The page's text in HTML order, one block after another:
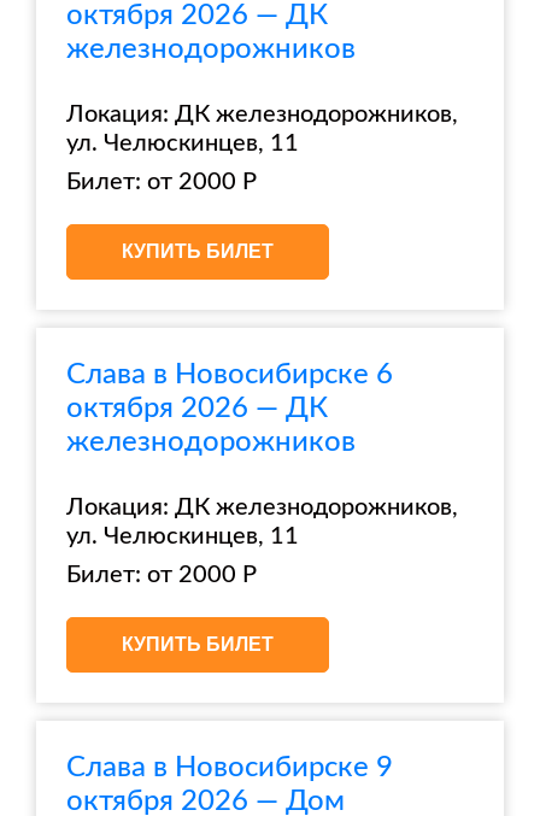
октября 2026 — ДК
железнодорожников
Локация: ДК железнодорожников,
ул. Челюскинцев, 11
Билет: от 2000 Р
КУПИТЬ БИЛЕТ
Слава в Новосибирске 6
октября 2026 — ДК
железнодорожников
Локация: ДК железнодорожников,
ул. Челюскинцев, 11
Билет: от 2000 Р
КУПИТЬ БИЛЕТ
Слава в Новосибирске 9
октября 2026 — Дом